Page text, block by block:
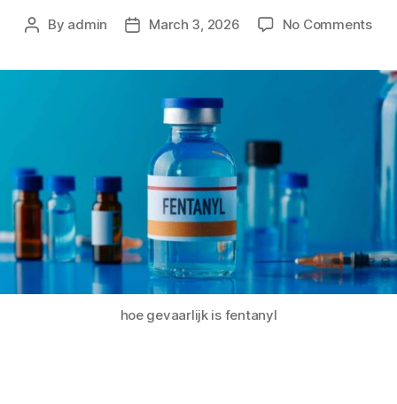
By admin March 3, 2026 No Comments
hoe gevaarlijk is fentanyl